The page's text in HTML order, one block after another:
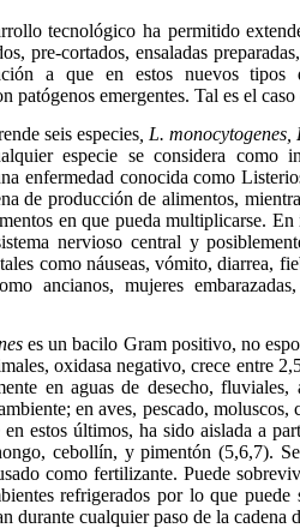
tecnológico ha permitido
pre-cortados, ensaladas
a que en estos nuevos tipos
patógenos emergentes. Tal es el
seis especies , L.
especie se considera como
enfermedad conocida como
de producción de alimentos,
en que pueda multiplicarse.
nervioso central y
como náuseas, vómito, diarrea,
ancianos, mujeres
es un bacilo Gram positivo, no
oxidasa negativo, crece entre
en aguas de desecho,
en aves, pescado,
en estos últimos, ha sido aislada a
cebollín, y pimentón (5,6,7).
como fertilizante. Puede
refrigerados por lo que
durante cualquier paso de la cadena